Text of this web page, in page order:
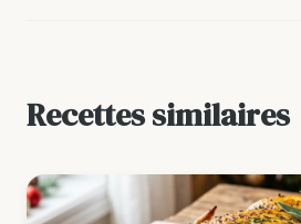
Recettes similaires